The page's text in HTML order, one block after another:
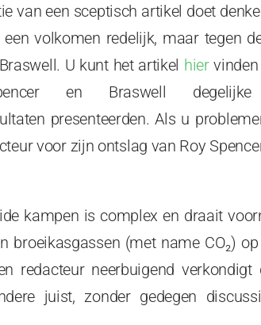
van een sceptisch artikel doet
volkomen redelijk, maar tegen
U kunt het artikel hiervinden
en Braswell
presenteerden. Als u
voor zijn ontslag van Roy
kampen is complex en draait
broeikasgassen (met name CO₂)
redacteur neerbuigend
juist, zonder gedegen